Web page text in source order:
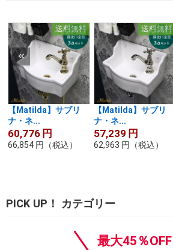
送料無料
【Matilda】サブリ
ナ・ネ...
60,776 円
66,854 円 （税込）
送料無料
【Matilda】サブリ
ナ・ネ...
57,239 円
62,963 円 （税込）
PICK UP！ カテゴリー
最大45％OFF